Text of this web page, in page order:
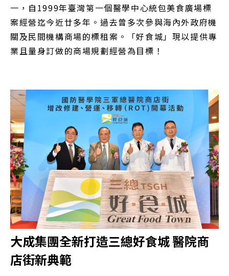
一，自1999年臺灣第一個醫學中心統包美食廣場標
案經營迄今近廿多年。過去曾多次參與海內外政府機
關及民間機構商場的標租案。「好食城」現以提供專
業且量身訂做的商場規劃經營為目標！
大成集團全新打造三總好食城 醫院商
店街新典範